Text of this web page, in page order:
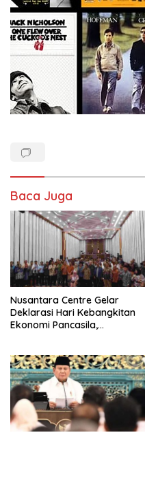
Baca Juga
Nusantara Centre Gelar
Deklarasi Hari Kebangkitan
Ekonomi Pancasila,
Penjajahan (Pergolakan
Ekonomi Politik Indonesia) &
Simposium Nasional “Urgensi
Undang-Undang
Perekonomian Nasional dan
Kesejahteraan Sosial dalam